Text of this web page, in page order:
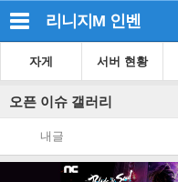
리니지M 인벤
자게 서버 현황
오픈 이슈 갤러리
내글